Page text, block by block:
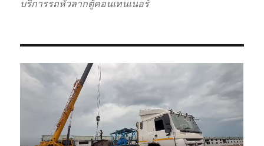
บริการรถหัวลากตู้คอนเทนเนอร์